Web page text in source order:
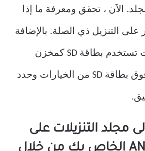
الآن ، تحقق ومعرفة ما إذا
على التنزيل ذي الصلة. بالإضافة
إلى ذلك ، إذا كنت تستخدم بطاقة SD كمخزن
أساسي ، فانقر فوق بطاقة SD من الخيارات وحدد
مجلد التنزيلات على